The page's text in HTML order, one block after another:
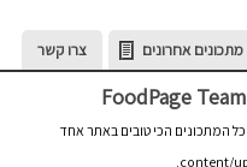
מתכונים אחרונים צרו קשר
content/uploads/2026/08.
FoodPage Team
כל המתכונים הכי טובים באתר אחד